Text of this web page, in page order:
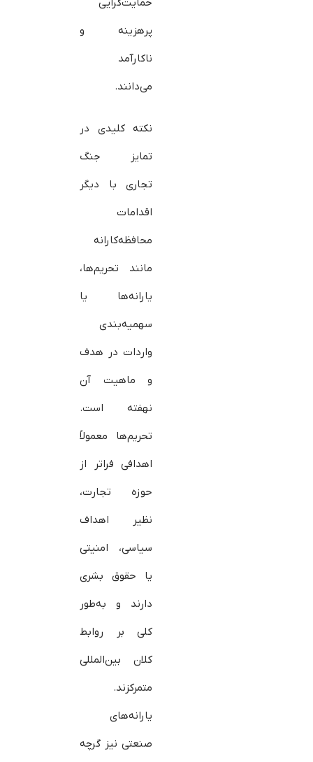
حمایت‌گرایی
پرهزینه و
ناکارآمد
می‌دانند.
نکته کلیدی در
تمایز جنگ
تجاری با دیگر
اقدامات
محافظه‌کارانه
مانند تحریم‌ها،
یارانه‌ها یا
سهمیه‌بندی
واردات در هدف
و ماهیت آن
نهفته است.
تحریم‌ها معمولاً
اهدافی فراتر از
حوزه تجارت،
نظیر اهداف
سیاسی، امنیتی
یا حقوق بشری
دارند و به‌طور
کلی بر روابط
کلان بین‌المللی
متمرکزند.
یارانه‌های
صنعتی نیز گرچه